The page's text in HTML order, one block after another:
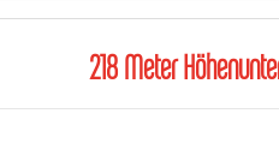
218 Meter